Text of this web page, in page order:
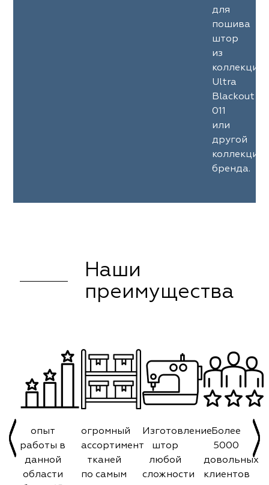
для
пошива
штор
из
Ultra
Blackout
011
или
другой
коллекции
бренда.
Наши
преимущества
опыт
работы в
данной
области
огромный
ассортимент
тканей
по самым
Изготовление
штор
любой
сложности
Более
5000
довольных
клиентов